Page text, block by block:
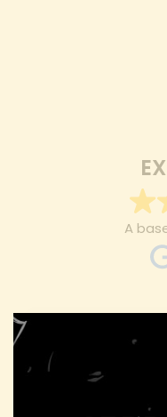
A
JOSE M.
No he estado en